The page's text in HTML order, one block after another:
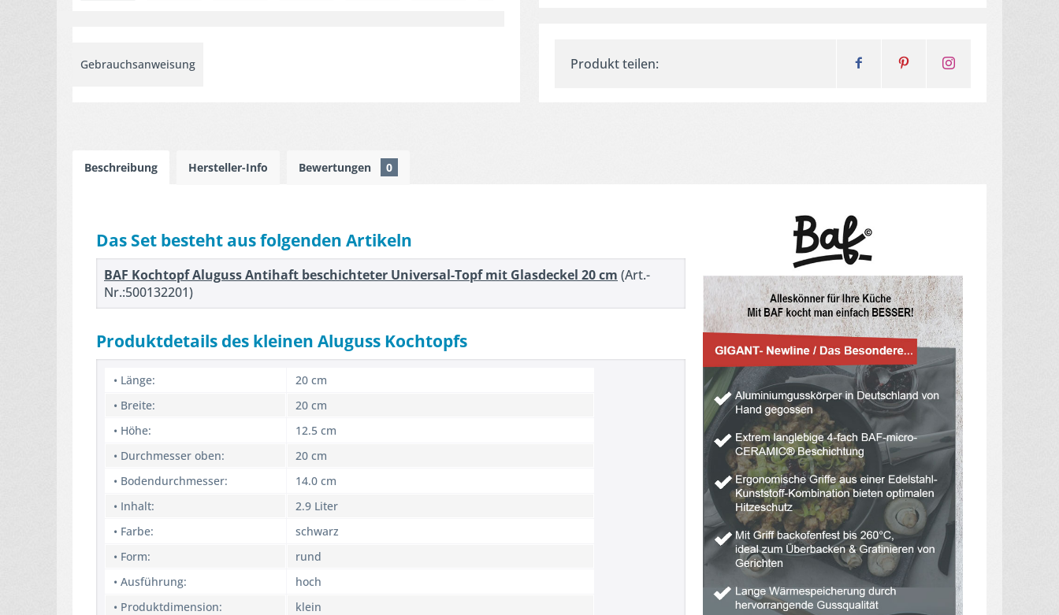
Gebrauchsanweisung Produkt teilen:
Beschreibung Hersteller-Info Bewertungen 0
Das Set besteht aus folgenden Artikeln
BAF Kochtopf Aluguss Antihaft beschichteter Universal-Topf mit Glasdeckel 20 cm (Art.-
Nr.:500132201)
Produktdetails des kleinen Aluguss Kochtopfs
• Länge:
20 cm
• Breite:
20 cm
• Höhe:
12.5 cm
• Durchmesser oben:
20 cm
• Bodendurchmesser:
14.0 cm
• Inhalt:
2.9 Liter
• Farbe:
schwarz
• Form:
rund
• Ausführung:
hoch
• Produktdimension:
klein